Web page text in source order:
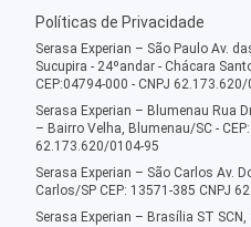
Políticas de Privacidade
Serasa Experian – São Paulo Av.
Sucupira - 24ºandar - Chácara
CEP:04794-000 - CNPJ
Serasa Experian – Blumenau Rua
– Bairro Velha, Blumenau/SC -
62.173.620/0104-95
Serasa Experian – São Carlos Av.
Carlos/SP CEP: 13571-385 CNPJ
Serasa Experian – Brasília ST SCN,